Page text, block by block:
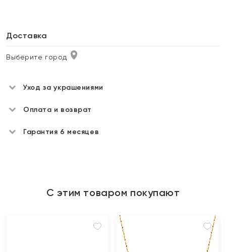
Доставка
Выберите город
Уход за украшениями
Оплата и возврат
Гарантия 6 месяцев
С этим товаром покупают